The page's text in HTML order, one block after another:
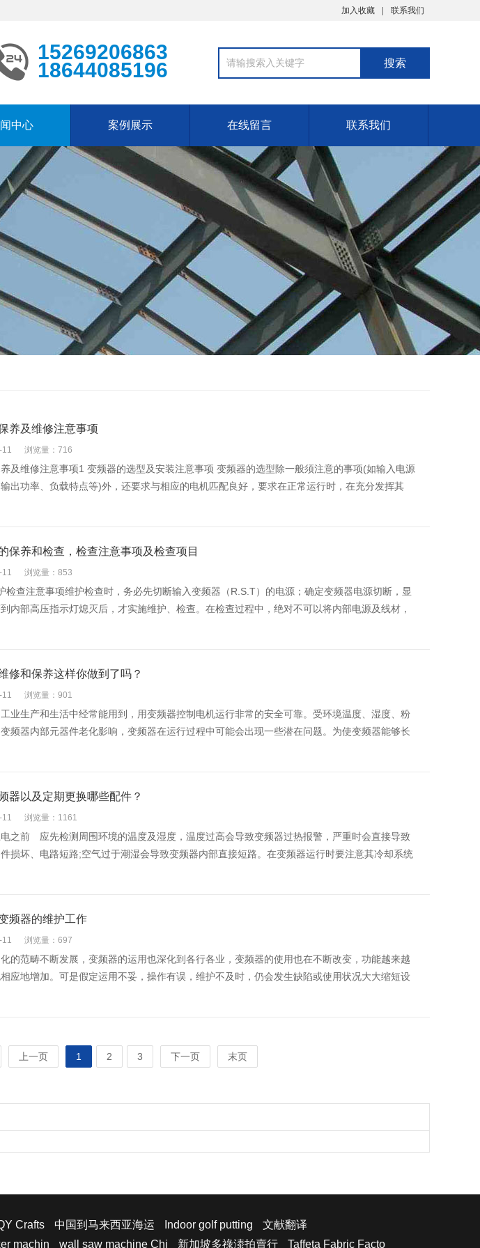
加入收藏 联系我们
15269206863
18644085196
中心 案例展示 在线留言 联系我们
养及维修注意事项
11 浏览量：716
及维修注意事项1 变频器的选型及安装注意事项 变频器的选型除一般须注意的事项(如输入电源
出功率、负载特点等)外，还要求与相应的电机匹配良好，要求在正常运行时，在充分发挥其
保养和检查，检查注意事项及检查项目
11 浏览量：853
检查注意事项维护检查时，务必先切断输入变频器（R.S.T）的电源；确定变频器电源切断，显
内部高压指示灯熄灭后，才实施维护、检查。在检查过程中，绝对不可以将内部电源及线材，
修和保养这样你做到了吗？
11 浏览量：901
业生产和生活中经常能用到，用变频器控制电机运行非常的安全可靠。受环境温度、湿度、粉
频器内部元器件老化影响，变频器在运行过程中可能会出现一些潜在问题。为使变频器能够长
器以及定期更换哪些配件？
11 浏览量：1161
之前 应先检测周围环境的温度及湿度，温度过高会导致变频器过热报警，严重时会直接导致
损坏、电路短路;空气过于潮湿会导致变频器内部直接短路。在变频器运行时要注意其冷却系统
频器的维护工作
11 浏览量：697
的范畴不断发展，变频器的运用也深化到各行各业，变频器的使用也在不断改变，功能越来越
应地增加。可是假定运用不妥，操作有误，维护不及时，仍会发生缺陷或使用状况大大缩短设
上一页 1 2 3 下一页 末页
Crafts 中国到马来西亚海运 Indoor golf putting
文献翻译
machin wall saw machine Chi 新加坡多祿溙拍賣行 Taffeta Fabric Facto